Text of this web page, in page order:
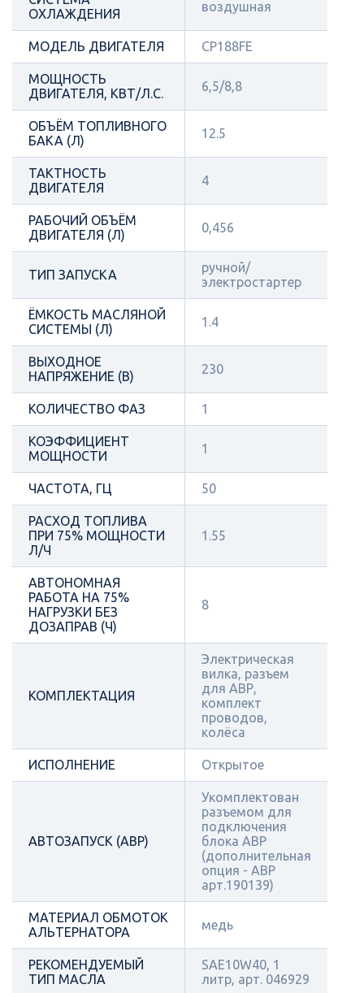
ОХЛАЖДЕНИЯ
воздушная
МОДЕЛЬ ДВИГАТЕЛЯ CP188FE
МОЩНОСТЬ
ДВИГАТЕЛЯ, КВТ/Л.С.
6,5/8,8
ОБЪЁМ ТОПЛИВНОГО
БАКА (Л)
12.5
ТАКТНОСТЬ
ДВИГАТЕЛЯ
4
РАБОЧИЙ ОБЪЁМ
ДВИГАТЕЛЯ (Л)
0,456
ТИП ЗАПУСКА
ручной/
электростартер
ЁМКОСТЬ МАСЛЯНОЙ
СИСТЕМЫ (Л)
1.4
ВЫХОДНОЕ
НАПРЯЖЕНИЕ (В)
230
КОЛИЧЕСТВО ФАЗ 1
КОЭФФИЦИЕНТ
МОЩНОСТИ
1
ЧАСТОТА, ГЦ 50
РАСХОД ТОПЛИВА
ПРИ 75% МОЩНОСТИ
Л/Ч
1.55
АВТОНОМНАЯ
РАБОТА НА 75%
НАГРУЗКИ БЕЗ
ДОЗАПРАВ (Ч)
8
КОМПЛЕКТАЦИЯ
Электрическая
вилка, разъем
для АВР,
комплект
проводов,
колёса
ИСПОЛНЕНИЕ Открытое
АВТОЗАПУСК (АВР)
Укомплектован
разъемом для
подключения
блока АВР
(дополнительная
опция - АВР
арт.190139)
МАТЕРИАЛ ОБМОТОК
АЛЬТЕРНАТОРА
медь
РЕКОМЕНДУЕМЫЙ
ТИП МАСЛА
SAE10W40, 1
литр, арт. 046929